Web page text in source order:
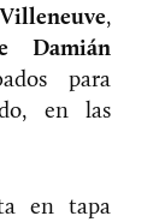
,
Damián
para
en las
en tapa